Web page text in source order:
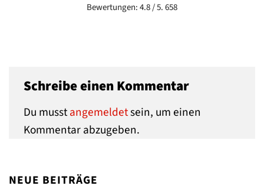
Bewertungen: 4.8 / 5. 658
Schreibe einen Kommentar
Du musstangemeldetsein, um einen
Kommentar abzugeben.
NEUE BEITRÄGE